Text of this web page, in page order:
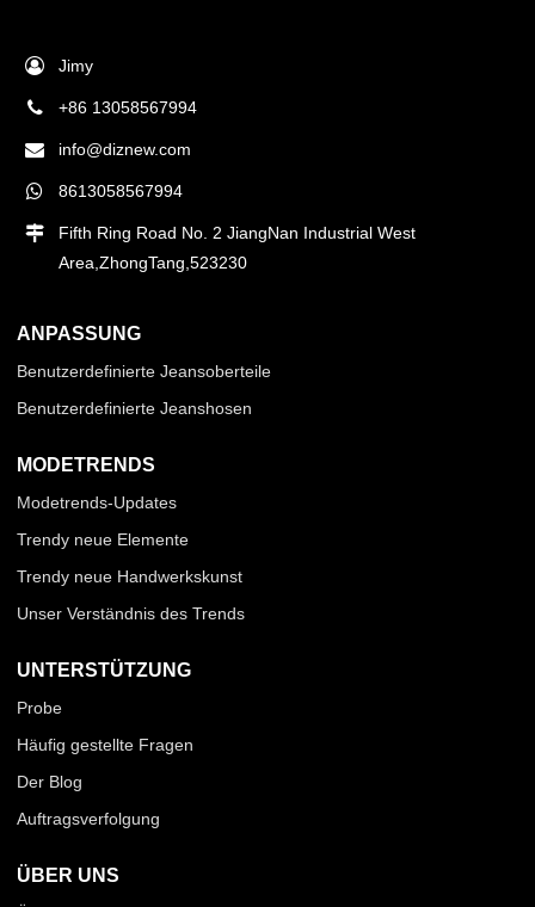
Jimy
+86 13058567994
info@diznew.com
8613058567994
Fifth Ring Road No. 2 JiangNan Industrial West
Area,ZhongTang,523230
ANPASSUNG
Benutzerdefinierte Jeansoberteile
Benutzerdefinierte Jeanshosen
MODETRENDS
Modetrends-Updates
Trendy neue Elemente
Trendy neue Handwerkskunst
Unser Verständnis des Trends
UNTERSTÜTZUNG
Probe
Häufig gestellte Fragen
Der Blog
Auftragsverfolgung
ÜBER UNS